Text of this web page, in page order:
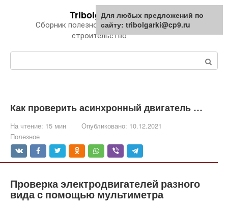
Tribolgarki.ru
Сборник полезной информации про
строительство
Как проверить асинхронный двигатель …
На чтение: 15 мин Опубликовано: 10.12.2021
Полезное
Проверка электродвигателей разного
вида с помощью мультиметра
Для любых предложений по
сайту: tribolgarki@cp9.ru